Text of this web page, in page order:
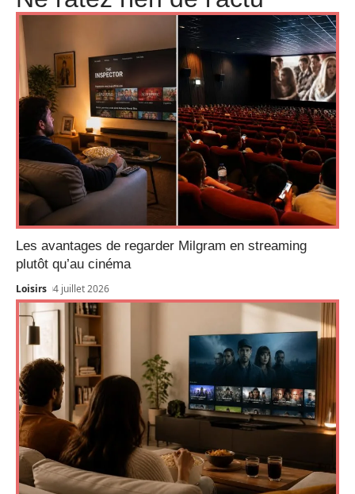
Les avantages de regarder Milgram en streaming
plutôt qu’au cinéma
Loisirs 4 juillet 2026